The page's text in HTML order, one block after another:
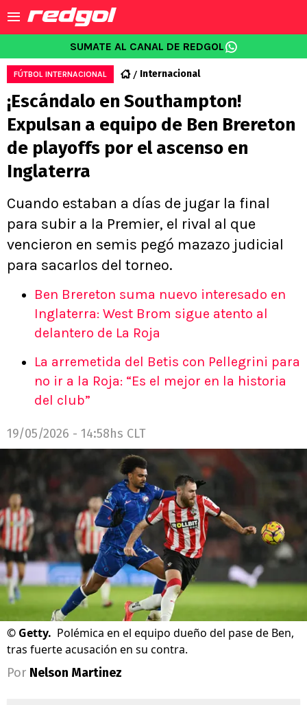
SUMATE AL CANAL DE REDGOL
FÚTBOL INTERNACIONAL Internacional
¡Escándalo en Southampton!
Expulsan a equipo de Ben Brereton
de playoffs por el ascenso en
Inglaterra
Cuando estaban a días de jugar la final
para subir a la Premier, el rival al que
vencieron en semis pegó mazazo judicial
para sacarlos del torneo.
Ben Brereton suma nuevo interesado en
Inglaterra: West Brom sigue atento al
delantero de La Roja
La arremetida del Betis con Pellegrini para
no ir a la Roja: “Es el mejor en la historia
del club”
19/05/2026 - 14:58hs CLT
© Getty. Polémica en el equipo dueño del pase de Ben,
tras fuerte acusación en su contra.
Por Nelson Martinez